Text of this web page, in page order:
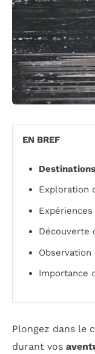
EN BREF
Exploration
Découverte
Observation
Importance
Plongez dans le
durant vos